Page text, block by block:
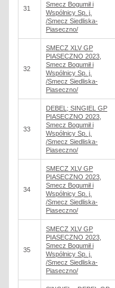
31
Smecz Bogumił i
Wspólnicy Sp. j.
/Smecz Siedliska-
Piaseczno/
32
SMECZ XLV GP
PIASECZNO 2023,
Smecz Bogumił i
Wspólnicy Sp. j.
/Smecz Siedliska-
Piaseczno/
33
DEBEL; SINGIEL GP
PIASECZNO 2023,
Smecz Bogumił i
Wspólnicy Sp. j.
/Smecz Siedliska-
Piaseczno/
34
SMECZ XLV GP
PIASECZNO 2023,
Smecz Bogumił i
Wspólnicy Sp. j.
/Smecz Siedliska-
Piaseczno/
35
SMECZ XLV GP
PIASECZNO 2023,
Smecz Bogumił i
Wspólnicy Sp. j.
/Smecz Siedliska-
Piaseczno/